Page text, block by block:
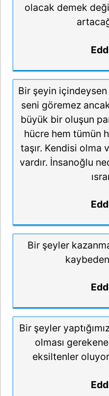
olacak demek
Bir şeyin içindeysen
seni göremez
büyük bir oluşun
hücre hem tümün
taşır. Kendisi olma
vardır. İnsanoğlu
Bir şeyler
Bir şeyler
olması
eksiltenler